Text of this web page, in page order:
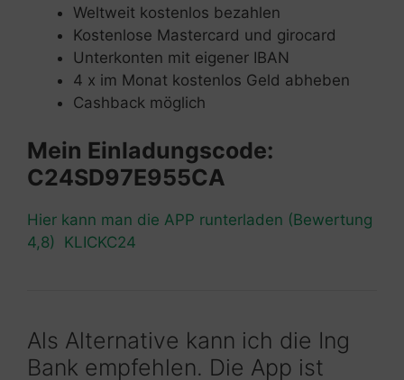
Weltweit kostenlos bezahlen
Kostenlose Mastercard und girocard
Unterkonten mit eigener IBAN
4 x im Monat kostenlos Geld abheben
Cashback möglich
Mein Einladungscode:
C24SD97E955CA
Hier kann man die APP runterladen (Bewertung
4,8) KLICKC24
Als Alternative kann ich die Ing
Bank empfehlen. Die App ist